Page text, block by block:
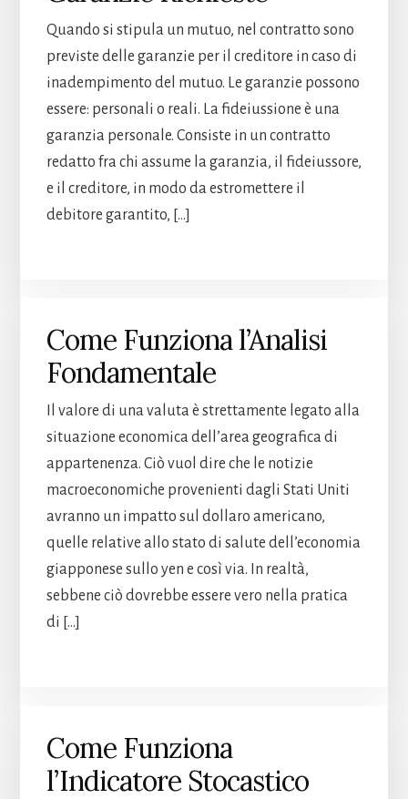
Quando si stipula un mutuo, nel contratto sono
previste delle garanzie per il creditore in caso di
inadempimento del mutuo. Le garanzie possono
essere: personali o reali. La fideiussione è una
garanzia personale. Consiste in un contratto
redatto fra chi assume la garanzia, il fideiussore,
e il creditore, in modo da estromettere il
debitore garantito, […]
Come Funziona l’Analisi
Fondamentale
Il valore di una valuta è strettamente legato alla
situazione economica dell’area geografica di
appartenenza. Ciò vuol dire che le notizie
macroeconomiche provenienti dagli Stati Uniti
avranno un impatto sul dollaro americano,
quelle relative allo stato di salute dell’economia
giapponese sullo yen e così via. In realtà,
sebbene ciò dovrebbe essere vero nella pratica
di […]
Come Funziona
l’Indicatore Stocastico